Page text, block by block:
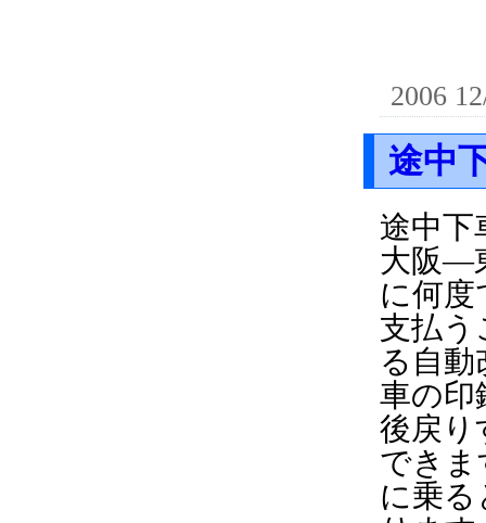
2006
途中
途中下
大阪―
に何
支払う
る自
車の印
後戻り
でき
に乗る